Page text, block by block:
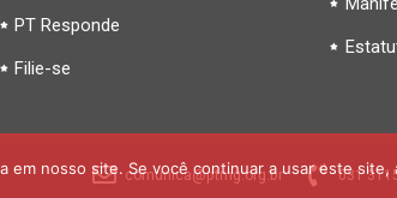
PT Responde
Filie-se
comunica@ptmg.org.br 031
em nosso site. Se você continuar a usar este